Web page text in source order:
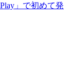
Play」で初めて発